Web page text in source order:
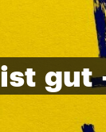
ist gut